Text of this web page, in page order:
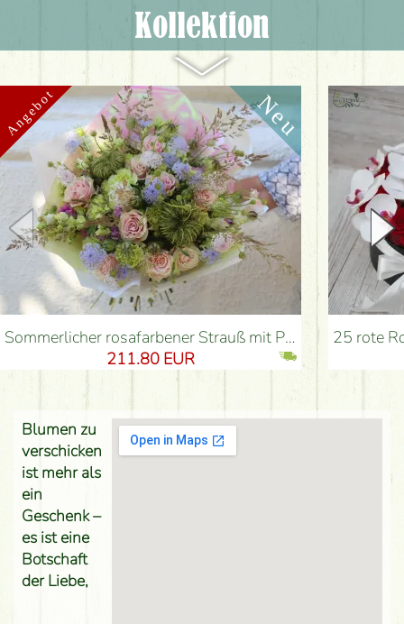
Kollektion
Sommerlicher rosafarbener Strauß mit Pastellfarben, kleinen Blüten, Rosen (54 Stiele) - Blumenlieferung Budapest
211.80 EUR
25 rote Rosen mit 12
Blumen zu
verschicken
ist mehr als
ein
Geschenk –
es ist eine
Botschaft
der Liebe,